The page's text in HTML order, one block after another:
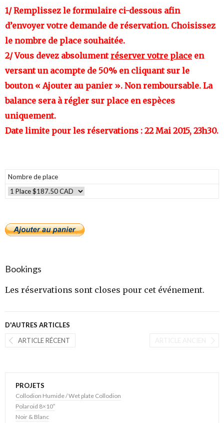
1/ Remplissez le formulaire ci-dessous afin
d’envoyer votre demande de réservation. Choisissez
le nombre de place souhaitée.
2/ Vous devez absolumentréserver votre place en
versant un acompte de 50% en cliquant sur le
bouton « Ajouter au panier ». Non remboursable. La
balance sera à régler sur place en espèces
uniquement.
Date limite pour les réservations : 22 Mai 2015, 23h30.
Nombre de place
Bookings
Les réservations sont closes pour cet événement.
D'AUTRES ARTICLES
ARTICLE RÉCENT
PROJETS
Collodion Humide / Wet plate Collodion
Polaroid 8×10″
Noir & Blanc